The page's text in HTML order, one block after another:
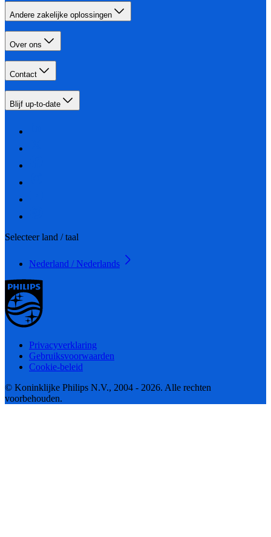
Andere zakelijke oplossingen
Over ons
Contact
Blijf up-to-date
Selecteer land / taal
Nederland / Nederlands
Privacyverklaring
Gebruiksvoorwaarden
Cookie-beleid
© Koninklijke Philips N.V., 2004 - 2026. Alle rechten
voorbehouden.